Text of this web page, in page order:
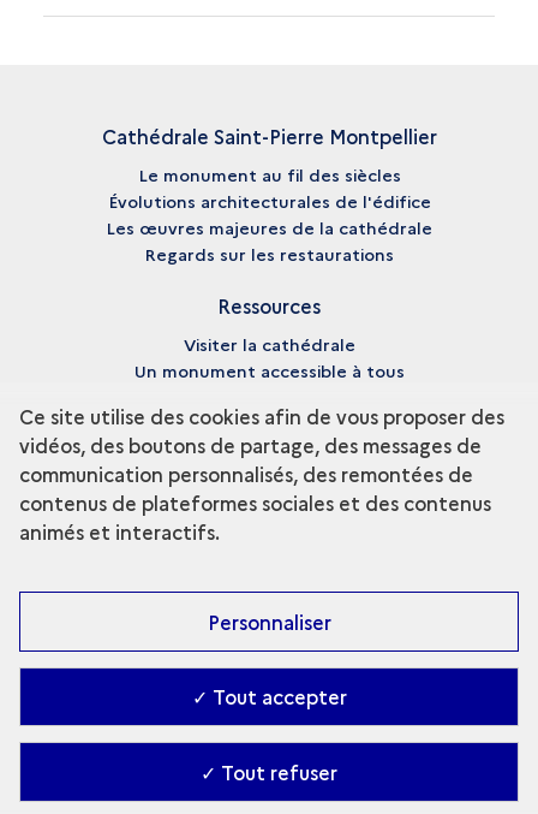
RELIGION
Cathédrale Saint-Pierre Montpellier
Le monument au fil des siècles
Évolutions architecturales de l'édifice
Les œuvres majeures de la cathédrale
Regards sur les restaurations
Ressources
Visiter la cathédrale
Un monument accessible à tous
À propos
Plan du site
Crédits
Mentions légales
Accessibilité : partiellement conforme
Gestion des cookies
- Ministère de la Culture
Ce site utilise des cookies afin de vous proposer des
vidéos, des boutons de partage, des messages de
communication personnalisés, des remontées de
contenus de plateformes sociales et des contenus
animés et interactifs.
Personnaliser
✓ Tout accepter
✓ Tout refuser